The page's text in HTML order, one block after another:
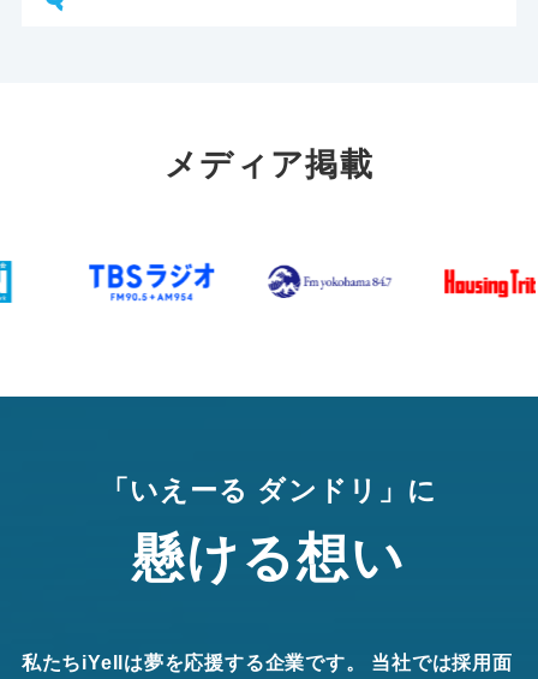
メディア掲載
「いえーる ダンドリ」に
懸ける想い
私たちiYellは夢を応援する企業です。 当社では採用面